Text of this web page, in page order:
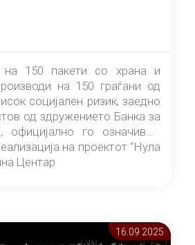
150 пакети со храна и
на 150 граѓани од
социјален ризик, заедно
од здружението Банка за
го означивме
на проектот “Нула
Центар
16.09 2025